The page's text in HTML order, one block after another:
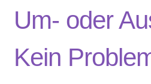
Um- oder
Kein